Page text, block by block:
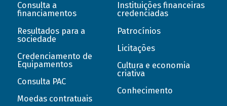
Consulta a
financiamentos
Resultados para a
sociedade
Credenciamento de
Equipamentos
Consulta PAC
Moedas contratuais
Instituições financeiras
credenciadas
Patrocínios
Licitações
Cultura e economia
criativa
Conhecimento